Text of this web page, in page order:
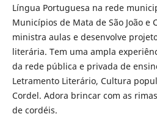
Língua Portuguesa na rede
Municípios de Mata de São João e
ministra aulas e desenvolve
literária. Tem uma ampla
da rede pública e privada de
Letramento Literário, Cultura
Cordel. Adora brincar com as
de cordéis.